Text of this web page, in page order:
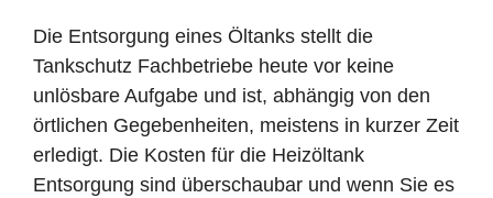
Die Entsorgung eines Öltanks stellt die
Tankschutz Fachbetriebe heute vor keine
unlösbare Aufgabe und ist, abhängig von den
örtlichen Gegebenheiten, meistens in kurzer Zeit
erledigt. Die Kosten für die Heizöltank
Entsorgung sind überschaubar und wenn Sie es